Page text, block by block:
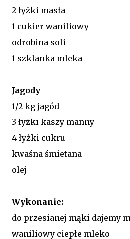
2 łyżki masła
1 cukier waniliowy
odrobina soli
1 szklanka mleka
Jagody
1/2 kg jagód
3 łyżki kaszy manny
4 łyżki cukru
kwaśna śmietana
olej
Wykonanie:
do przesianej mąki dajemy
waniliowy ciepłe mleko